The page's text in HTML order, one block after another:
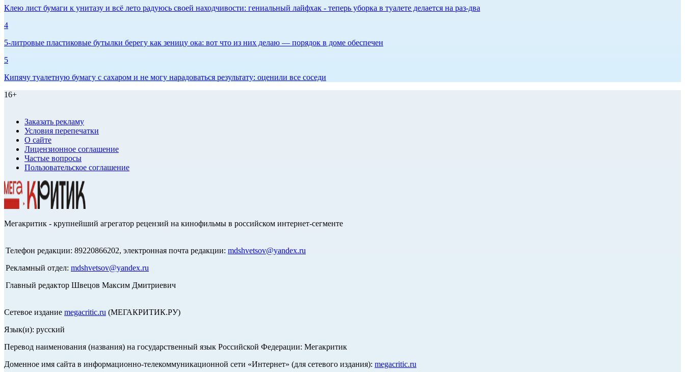
Клею лист бумаги к унитазу и всё лето радуюсь своей находчивости: гениальный лайфхак - теперь уборка в туалете делается на раз-два
4
5-литровые пластиковые бутылки берегу как зеницу ока: вот что из них делаю — порядок в доме обеспечен
5
Кипячу туалетную бумагу с сахаром и не могу нарадоваться результату: оценили все соседи
16+
Заказать рекламу
Условия перепечатки
О сайте
Лицензионное соглашение
Частые вопросы
Пользовательское соглашение
Мегакритик - крупнейший агрегатор рецензий на кинофильмы в российском интернет-сегменте
Телефон редакции: 89220866202, электронная почта редакции: mdshvetsov@yandex.ru
Рекламный отдел: mdshvetsov@yandex.ru
Главный редактор Швецов Максим Дмитриевич
Сетевое издание megacritic.ru (МЕГАКРИТИК.РУ)
Язык(и): русский
Перевод наименования (названия) на государственный язык Российской Федерации: Мегакритик
Доменное имя сайта в информационно-телекоммуникационной сети «Интернет» (для сетевого издания): megacritic.ru